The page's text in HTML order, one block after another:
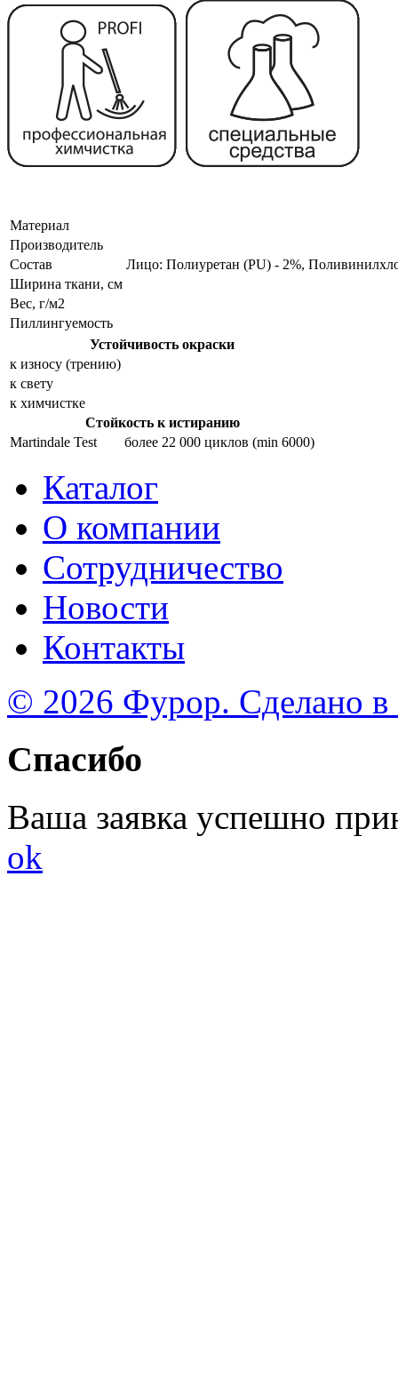
Материал
Производитель
Состав
Лицо: Полиуретан (PU) - 2%,
Ширина ткани, см
Вес, г/м2
Пиллингуемость
Устойчивость окраски
к износу (трению)
к свету
к химчистке
Стойкость к истиранию
Martindale Test
более 22 000 циклов (min 6000)
Каталог
О компании
Сотрудничество
Новости
Контакты
© 2026 Фурор. Сделано в
Спасибо
Ваша заявка успешно
ok